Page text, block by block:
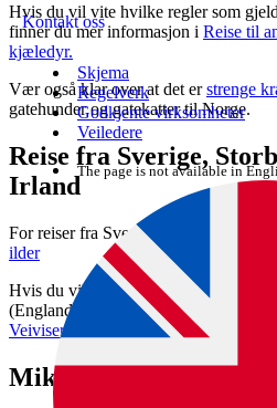
Kontakt oss
Skjema
Regelverk
Godkjente virksomheter
Veiledere
The page is not available in
Hvis du vil vite hvilke regler som
finner du mer informasjon i Reise til
kjæledyr.
Vær også klar over at det erstrenge
gatehunder og gatekatter til Norge.
Reise fra Sverige,
Irland
For reiser fra Sverige er det enklere
ilder
Hvis du vil vite hvilke regler som
(England, Skottland og Wales) og
Veiviser: Reise med kjæledyr
Mikrochip, pass og